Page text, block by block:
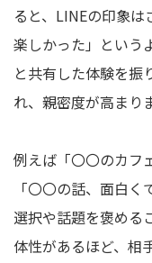
ると、LINEの印象は
楽しかった」という
と共有した体験を振
れ、親密度が高まり
例えば「〇〇のカフ
「〇〇の話、面白
選択や話題を褒める
体性があるほど、相